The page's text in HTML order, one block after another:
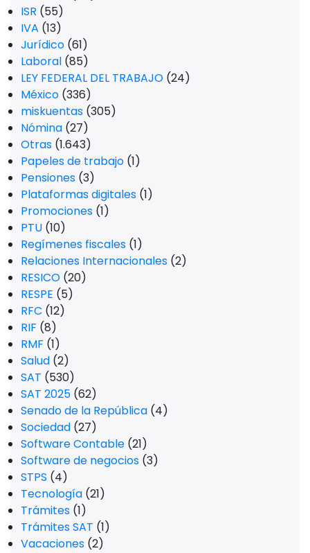
ISR (55)
IVA (13)
Jurídico (61)
Laboral (85)
LEY FEDERAL DEL TRABAJO (24)
México (336)
miskuentas (305)
Nómina (27)
Otras (1.643)
Papeles de trabajo (1)
Pensiones (3)
Plataformas digitales (1)
Promociones (1)
PTU (10)
Regímenes fiscales (1)
Relaciones Internacionales (2)
RESICO (20)
RESPE (5)
RFC (12)
RIF (8)
RMF (1)
Salud (2)
SAT (530)
SAT 2025 (62)
Senado de la República (4)
Sociedad (27)
Software Contable (21)
Software de negocios (3)
STPS (4)
Tecnología (21)
Trámites (1)
Trámites SAT (1)
Vacaciones (2)